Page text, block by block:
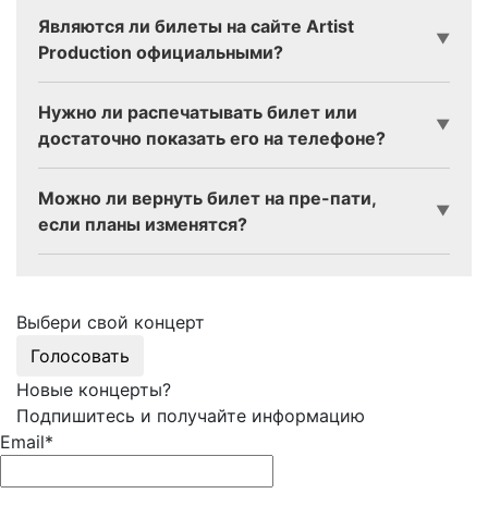
Являются ли билеты на сайте Artist
Production официальными?
▼
Нужно ли распечатывать билет или
достаточно показать его на телефоне?
▼
Можно ли вернуть билет на пре-пати,
если планы изменятся?
▼
Выбери свой концерт
Голосовать
Новые концерты?
Подпишитесь и получайте информацию
Email*